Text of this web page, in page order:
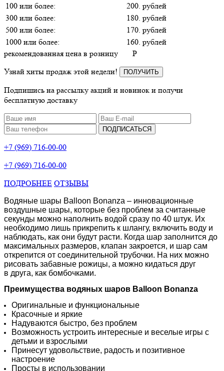
100 или более:
200. рублей
300 или более:
180. рублей
500 или более:
170. рублей
1000 или более:
160. рублей
рекомендованная цена в розницу
P
Узнай хиты продаж этой недели!
ПОЛУЧИТЬ
Подпишись на рассылку акций и новинок и получи
бесплатную доставку
ПОДПИСАТЬСЯ
+7 (969) 716-00-00
+7 (969) 716-00-00
ПОДРОБНЕЕ ОТЗЫВЫ
Водяные шары Balloon Bonanza – инновационные
воздушные шары, которые без проблем за считанные
секунды можно наполнить водой сразу по 40 штук. Их
необходимо лишь прикрепить к шлангу, включить воду и
наблюдать, как они будут расти. Когда шар заполнится до
максимальных размеров, клапан закроется, и шар сам
открепится от соединительной трубочки. На них можно
рисовать забавные рожицы, а можно кидаться друг
в друга, как бомбочками.
Преимущества водяных шаров Balloon Bonanza
Оригинальные и функциональные
Красочные и яркие
Надуваются быстро, без проблем
Возможность устроить интересные и веселые игры с
детьми и взрослыми
Принесут удовольствие, радость и позитивное
настроение
Просты в использовании